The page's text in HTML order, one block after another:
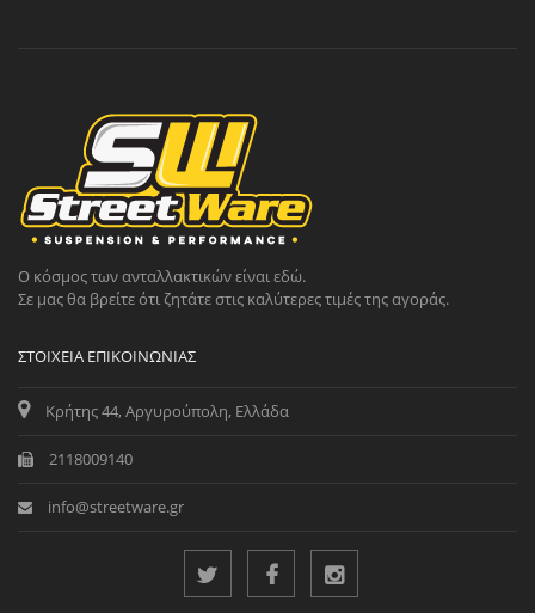
Ο κόσμος των ανταλλακτικών είναι εδώ.
Σε μας θα βρείτε ότι ζητάτε στις καλύτερες τιμές της αγοράς.
ΣΤΟΙΧΕΊΑ ΕΠΙΚΟΙΝΩΝΊΑΣ
Κρήτης 44, Αργυρούπολη, Ελλάδα
2118009140
info@streetware.gr